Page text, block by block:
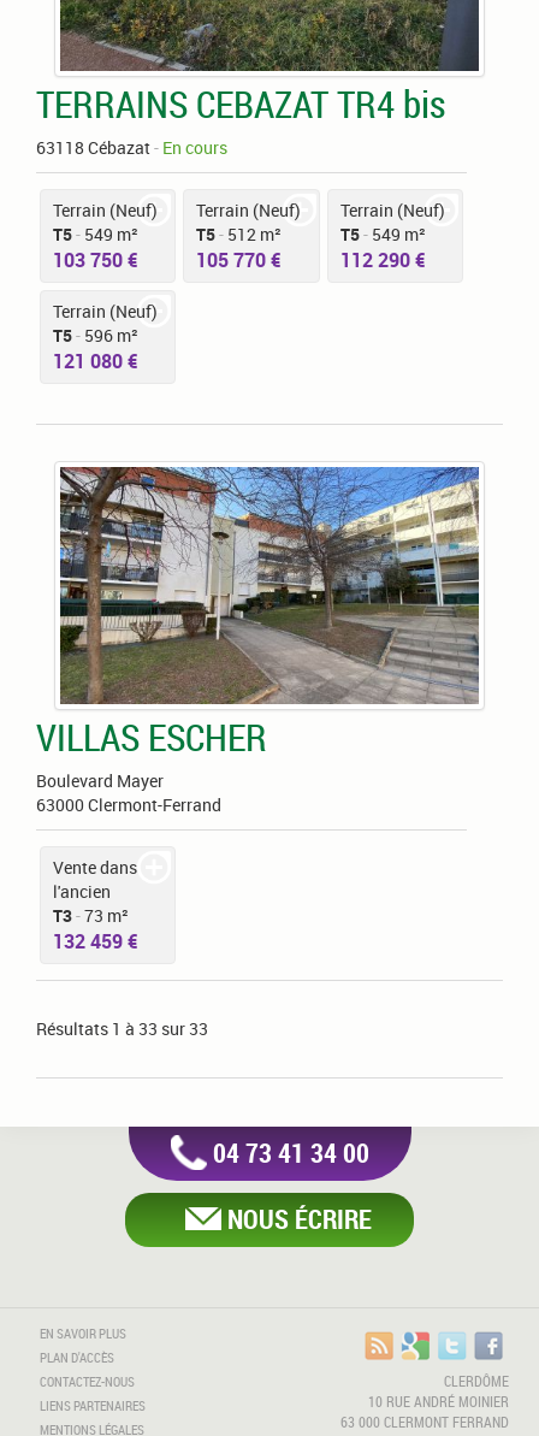
TERRAINS CEBAZAT TR4 bis
63118 Cébazat- En cours
Terrain (Neuf)
T5- 549 m²
103 750 €
Terrain (Neuf)
T5- 512 m²
105 770 €
Terrain (Neuf)
T5-549 m²
112 290 €
Terrain (Neuf)
T5- 596 m²
121 080 €
VILLAS ESCHER
Boulevard Mayer
63000 Clermont-Ferrand
Vente dans
l'ancien
T3-73 m²
132 459 €
Résultats 1 à 33 sur 33
04 73 41 34 00
NOUS ÉCRIRE
EN SAVOIR PLUS
PLAN D'ACCÈS
CONTACTEZ-NOUS
LIENS PARTENAIRES
MENTIONS LÉGALES
CLERDÔME
10 RUE ANDRÉ MOINIER
63 000 CLERMONT FERRAND